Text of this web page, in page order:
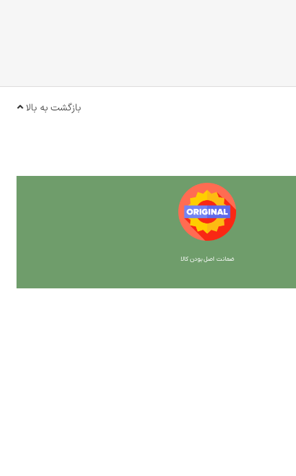
بازگشت به بالا
ضمانت اصل بودن کالا